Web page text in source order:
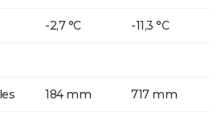
-2,7 °C -11,3 °C
184 mm 717 mm